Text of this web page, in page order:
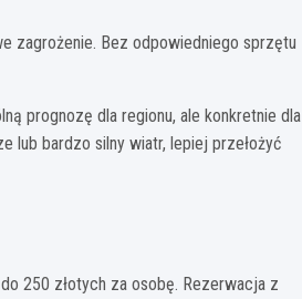
zagrożenie. Bez odpowiedniego sprzętu
prognozę dla regionu, ale konkretnie dla
lub bardzo silny wiatr, lepiej przełożyć
250 złotych za osobę. Rezerwacja z